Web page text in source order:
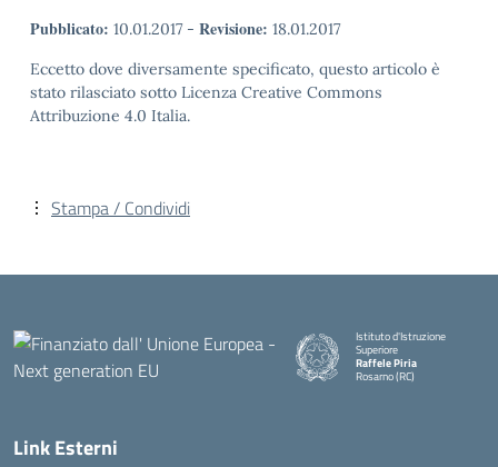
Pubblicato: 10.01.2017 - Revisione: 18.01.2017
Eccetto dove diversamente specificato, questo articolo è
stato rilasciato sotto Licenza Creative Commons
Attribuzione 4.0 Italia.
Stampa / Condividi
Istituto d'Istruzione
Superiore
Raffele Piria
Rosarno (RC)
Link Esterni